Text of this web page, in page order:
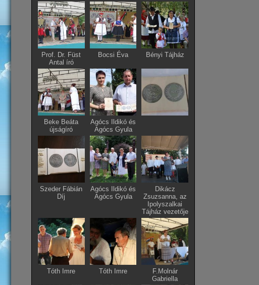
Prof. Dr. Füst
Antal író
Bocsi Éva Bényi Tájház
Beke Beáta
újságíró
Agócs Ildikó és
Agócs Gyula
Szeder Fábián
Díj
Agócs Ildikó és
Agócs Gyula
Dikácz
Zsuzsanna, az
Ipolyszalkai
Tájház vezetője
Tóth Imre Tóth Imre
F.Molnár
Gabriella